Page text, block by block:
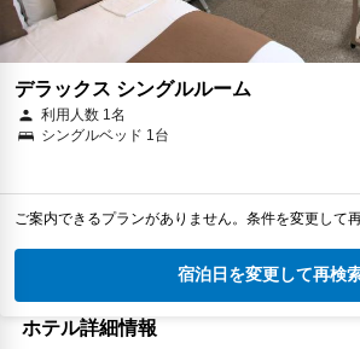
デラックス シングルルーム
利用人数 1名
シングルベッド 1台
ご案内できるプランがありません。条件を変更して
宿泊日を変更して再検
ホテル詳細情報